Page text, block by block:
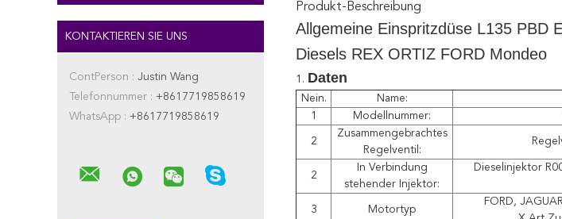
KONTAKTIEREN SIE UNS
ContPerson : Justin Wang
Telefonnummer : +8617719858619
WhatsApp : +8617719858619
Produkt-Beschreibung
Allgemeine Einspritzdüse L135 PBD
Diesels REX ORTIZ FORD Mondeo
1. Daten
Nein. Name:
1
Modellnummer:
2
Zusammengebrachtes
Regelventil:
2
In Verbindung
stehender Injektor:
Dieselinjektor
3 Motortyp
FORD,